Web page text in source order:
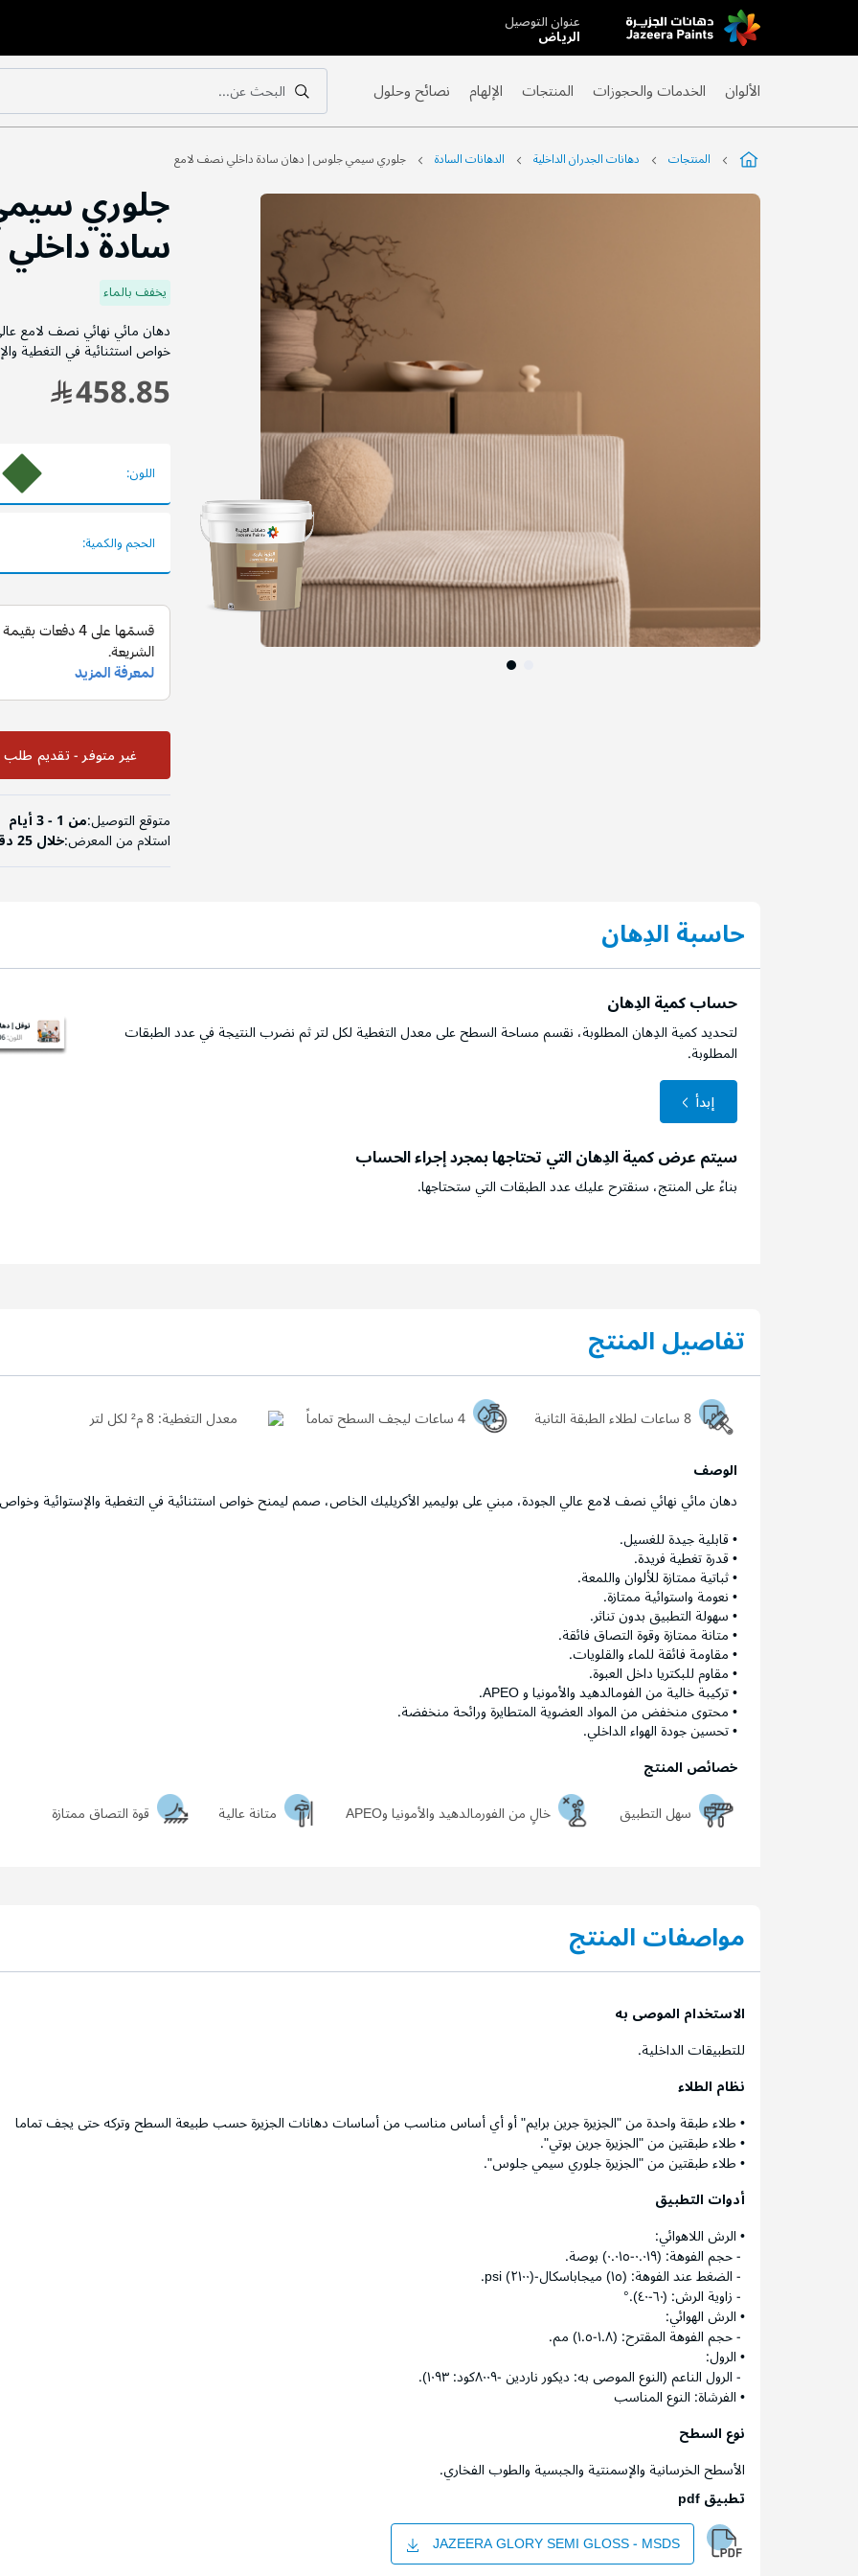
Skip
to
عنوان التوصيل
الرياض
بحث
البحث عن...
بحث الألوان الخدمات والحجوزات المنتجات الإلهام نصائح وحلول
المنتجات دهانات الجدران الداخلية الدهانات السادة جلوري سيمي جلوس | دهان سادة داخلي نصف لامع
جلوري
سادة
يخفف بالماء
دهان مائي نهائي نصف لامع
خواص استثنائية في التغطية
458.85
اللون:
الحجم والكمية:
غير متوفر - تقديم طلب
متوقع التوصيل:من 1 - 3 أيام
استلام من المعرض:خلال 25 دقيقة
التخطي
حاسبة الدِهان
حساب كمية الدِهان
لتحديد كمية الدِهان المطلوبة، نقسم مساحة السطح على معدل التغطية لكل لتر ثم نضرب النتيجة في عدد الطبقات
المطلوبة.
إبدأ
سيتم عرض كمية الدِهان التي تحتاجها بمجرد إجراء الحساب
بناءً على المنتج، سنقترح عليك عدد الطبقات التي ستحتاجها.
تفاصيل المنتج
8 ساعات لطلاء الطبقة الثانية 4 ساعات ليجف السطح تماماً معدل التغطية:
الوصف
دهان مائي نهائي نصف لامع عالي الجودة، مبني على بوليمير الأكريليك الخاص، صمم ليمنح خواص استثنائية في التغطية والإستوائية
• قابلية جيدة للغسيل.
• قدرة تغطية فريدة.
• ثباتية ممتازة للألوان واللمعة.
• نعومة واستوائية ممتازة.
• سهولة التطبيق بدون تناثر.
• متانة ممتازة وقوة التصاق فائقة.
• مقاومة فائقة للماء والقلويات.
• مقاوم للبكتريا داخل العبوة.
• تركيبة خالية من الفومالدهيد والأمونيا و APEO.
• محتوى منخفض من المواد العضوية المتطايرة ورائحة منخفضة.
• تحسين جودة الهواء الداخلي.
خصائص المنتج
سهل التطبيق
خالٍ من الفورمالدهيد والأمونيا وAPEO متانة عالية قوة التصاق ممتازة
مواصفات المنتج
الاستخدام الموصى به
للتطبيقات الداخلية.
نظام الطلاء
• طلاء طبقة واحدة من "الجزيرة جرين برايم" أو أي أساس مناسب من أساسات دهانات الجزيرة حسب طبيعة السطح وتركه حتى يجف تماما
• طلاء طبقتين من "الجزيرة جرين بوتي".
• طلاء طبقتين من "الجزيرة جلوري سيمي جلوس".
أدوات التطبيق
• الرش اللاهوائي:
- حجم الفوهة: (٠.٠١٩-٠.٠١٥) بوصة.
- الضغط عند الفوهة: (١٥) ميجاباسكال-(٢١٠٠) psi.
- زاوية الرش: (٦٠-٤٠).°
• الرش الهوائي:
- حجم الفوهة المقترح: (١.٨-١.٥) مم.
• الرول:
- الرول الناعم (النوع الموصى به: ديكور ناردين -٨٠٠٩كود: ١٠٩٣).
• الفرشاة: النوع المناسب
نوع السطح
الأسطح الخرسانية والإسمنتية والجبسية والطوب الفخاري.
تطبيق pdf
JAZEERA GLORY SEMI GLOSS - MSDS